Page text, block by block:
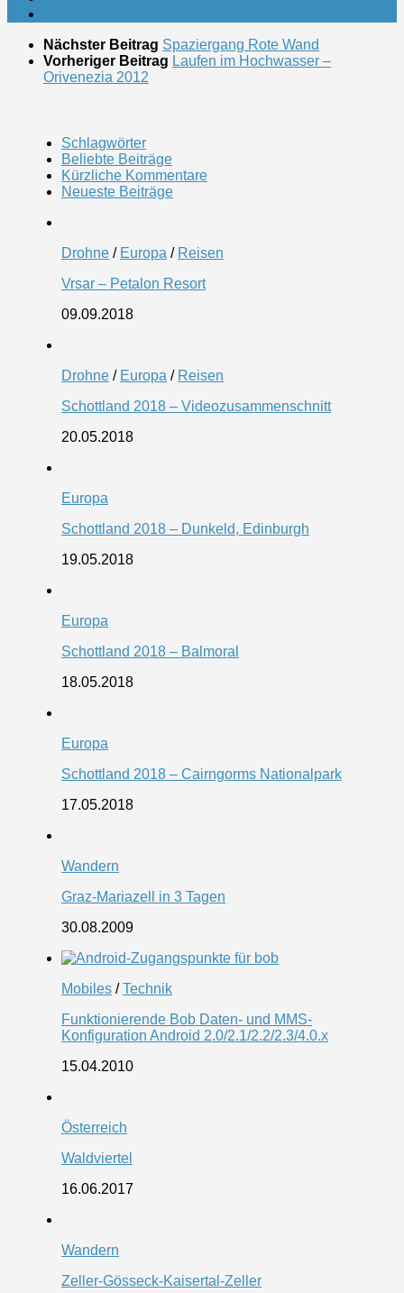
Nächster Beitrag Spaziergang Rote Wand
Vorheriger Beitrag Laufen im Hochwasser –
Orivenezia 2012
Schlagwörter
Beliebte Beiträge
Kürzliche Kommentare
Neueste Beiträge
Drohne / Europa / Reisen
Vrsar – Petalon Resort
09.09.2018
Drohne / Europa / Reisen
Schottland 2018 – Videozusammenschnitt
20.05.2018
Europa
Schottland 2018 – Dunkeld, Edinburgh
19.05.2018
Europa
Schottland 2018 – Balmoral
18.05.2018
Europa
Schottland 2018 – Cairngorms Nationalpark
17.05.2018
Wandern
Graz-Mariazell in 3 Tagen
30.08.2009
Mobiles /Technik
Funktionierende Bob Daten- und MMS-
Konfiguration Android 2.0/2.1/2.2/2.3/4.0.x
15.04.2010
Österreich
Waldviertel
16.06.2017
Wandern
Zeller-Gösseck-Kaisertal-Zeller